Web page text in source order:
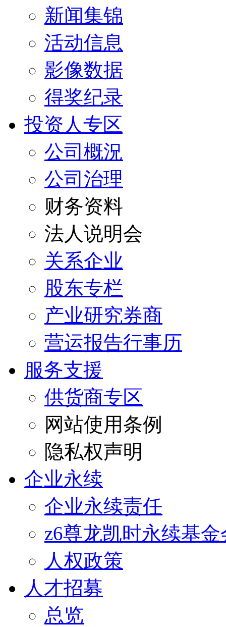
新闻集锦
活动信息
影像数据
得奖纪录
投资人专区
公司概況
公司治理
财务资料
法人说明会
关系企业
股东专栏
产业研究券商
营运报告行事历
服务支援
供货商专区
网站使用条例
隐私权声明
企业永续
企业永续责任
z6尊龙凯时永续基金
人权政策
人才招募
总览